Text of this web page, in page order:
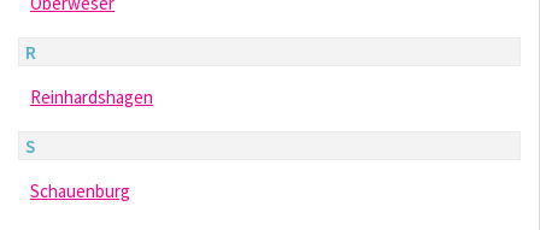
R
Reinhardshagen
S
Schauenburg